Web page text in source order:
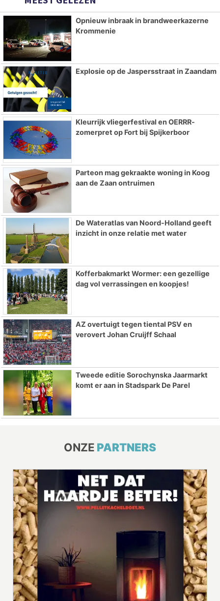
Opnieuw inbraak in brandweerkazerne
Krommenie
Explosie op de Jaspersstraat in Zaandam
Kleurrijk vliegerfestival en OERRR-
zomerpret op Fort bij Spijkerboor
Parteon mag gekraakte woning in Koog
aan de Zaan ontruimen
De Wateratlas van Noord-Holland geeft
inzicht in onze relatie met water
Kofferbakmarkt Wormer: een gezellige
dag vol verrassingen en koopjes!
AZ overtuigt tegen tiental PSV en
verovert Johan Cruijff Schaal
Tweede editie Sorochynska Jaarmarkt
komt er aan in Stadspark De Parel
ONZE PARTNERS